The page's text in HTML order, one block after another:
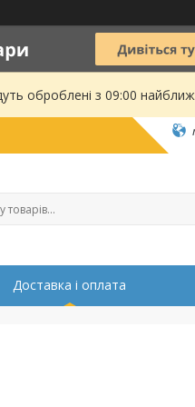
оброблені з 09:00
Доставка і оплата